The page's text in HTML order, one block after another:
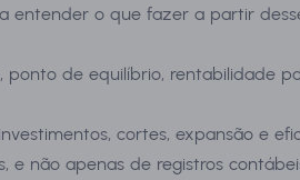
entender o que fazer a partir
ponto de equilíbrio, rentabilidade
cortes, expansão e
e não apenas de registros